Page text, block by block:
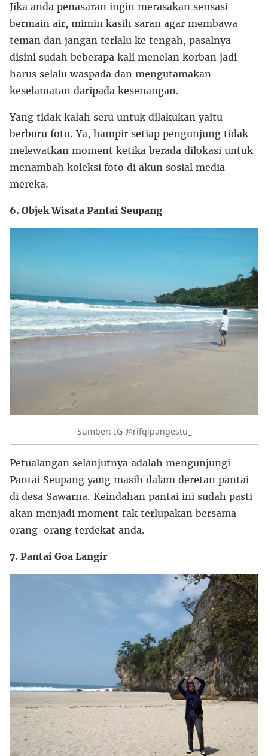
Jika anda penasaran ingin merasakan sensasi
bermain air, mimin kasih saran agar membawa
teman dan jangan terlalu ke tengah, pasalnya
disini sudah beberapa kali menelan korban jadi
harus selalu waspada dan mengutamakan
keselamatan daripada kesenangan.
Yang tidak kalah seru untuk dilakukan yaitu
berburu foto. Ya, hampir setiap pengunjung tidak
melewatkan moment ketika berada dilokasi untuk
menambah koleksi foto di akun sosial media
mereka.
6. Objek Wisata Pantai Seupang
Sumber: IG @rifqipangestu_
Petualangan selanjutnya adalah mengunjungi
Pantai Seupang yang masih dalam deretan pantai
di desa Sawarna. Keindahan pantai ini sudah pasti
akan menjadi moment tak terlupakan bersama
orang-orang terdekat anda.
7. Pantai Goa Langir